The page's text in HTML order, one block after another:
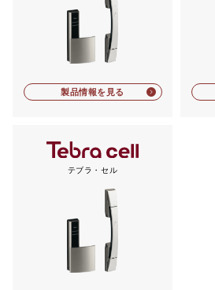
製品情報を見る
テブラ・セル